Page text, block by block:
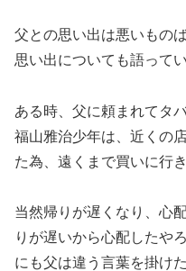
父との思い出は悪いもの
思い出についても語ってい
ある時、父に頼まれてタ
福山雅治少年は、近くの
た為、遠くまで買いに行き
当然帰りが遅くなり、心
りが遅いから心配したや
にも父は違う言葉を掛け